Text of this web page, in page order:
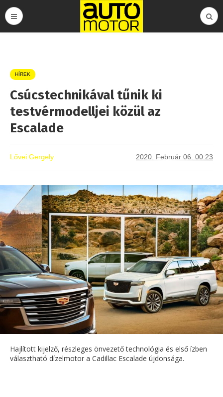
HÍREK
Csúcstechnikával tűnik ki
testvérmodelljei közül az
Escalade
Lővei Gergely 2020. Február 06. 00:23
Hajlított kijelző, részleges önvezető technológia és első ízben
választható dízelmotor a Cadillac Escalade újdonsága.